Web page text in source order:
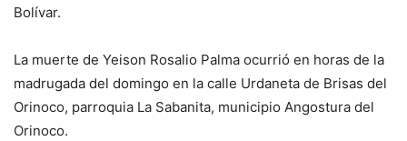
Bolívar.
La muerte de Yeison Rosalio Palma ocurrió en horas de la
madrugada del domingo en la calle Urdaneta de Brisas del
Orinoco, parroquia La Sabanita, municipio Angostura del
Orinoco.